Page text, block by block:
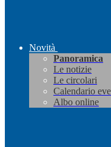
Novità
Panoramica
Le notizie
Le circolari
Calendario
Albo online